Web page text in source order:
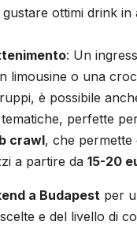
ottimi drink
: Un
limousine o una
è possibile
tematiche, perfette
crawl, che permette
a partire da 15-20
a Budapest per
e del livello di